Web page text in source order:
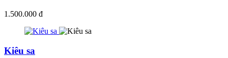
1.500.000 đ
Kiêu sa